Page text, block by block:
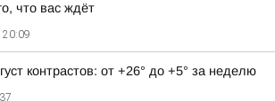
что вас ждёт
20:09
контрастов: от +26° до +5° за неделю